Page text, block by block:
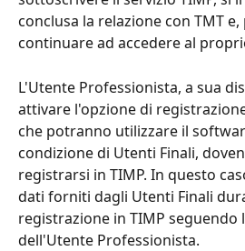
conclusa la relazione con TMT
continuare ad accedere al
L'Utente Professionista, a sua
attivare l'opzione di
che potranno utilizzare il
condizione di Utenti Finali,
registrarsi in TIMP. In questo
dati forniti dagli Utenti Finali
registrazione in TIMP seguendo
dell'Utente Professionista.